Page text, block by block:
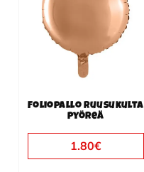
Foliopallo ruusukulta
pyöreä
1.80€